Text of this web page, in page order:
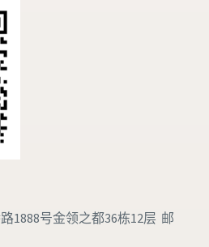
1888号金领之都36栋12层 邮